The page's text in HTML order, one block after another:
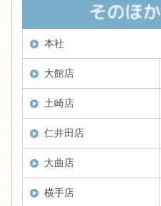
本社
大館店
土崎店
仁井田店
大曲店
横手店